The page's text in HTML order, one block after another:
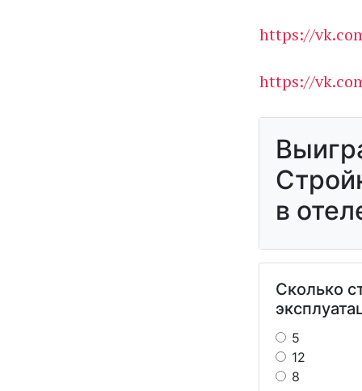
https://
https://